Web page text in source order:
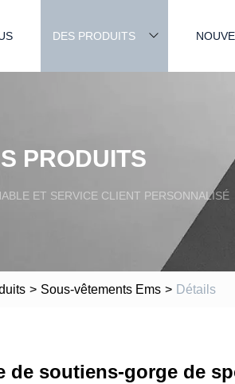
DES PRODUITS
PRODUITS
ET SERVICE CLIENT PERSONNALISÉ
> Sous-vêtements Ems > Détails
de soutiens-gorge de